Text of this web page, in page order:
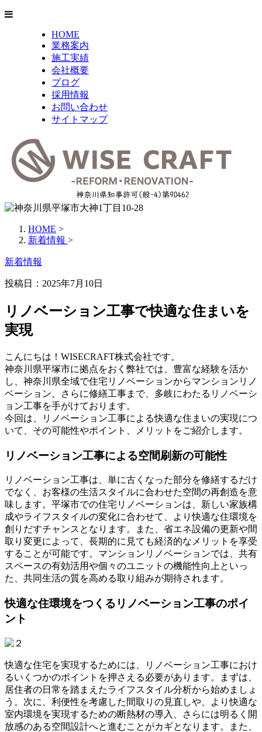
HOME
業務案内
施工実績
会社概要
ブログ
採用情報
お問い合わせ
サイトマップ
HOME >
新着情報 >
新着情報
投稿日： 2025年7月10日
リノベーション工事で快適な住まいを
実現
こんにちは！WISECRAFT株式会社です。
神奈川県平塚市に拠点をおく弊社では、豊富な経験を活か
し、神奈川県全域で住宅リノベーションからマンションリノ
ベーション、さらに修繕工事まで、多岐にわたるリノベーシ
ョン工事を手がけております。
今回は、リノベーション工事による快適な住まいの実現につ
いて、その可能性やポイント、メリットをご紹介します。
リノベーション工事による空間刷新の可能性
リノベーション工事は、単に古くなった部分を修繕するだけ
でなく、お客様の生活スタイルに合わせた空間の再創造を意
味します。平塚市での住宅リノベーションは、新しい家族構
成やライフスタイルの変化に合わせて、より快適な住環境を
創りだすチャンスとなります。また、省エネ設備の更新や間
取り変更によって、長期的に見ても経済的なメリットを享受
することが可能です。マンションリノベーションでは、共有
スペースの有効活用や個々のユニットの機能性向上といっ
た、共同生活の質を高める取り組みが期待されます。
快適な住環境をつくるリノベーション工事のポイ
ント
快適な住宅を実現するためには、リノベーション工事におけ
るいくつかのポイントを押さえる必要があります。まずは、
居住者の日常を踏まえたライフスタイル分析から始めましょ
う。次に、利便性を考慮した間取りの見直しや、より快適な
室内環境を実現するための断熱材の導入、さらには明るく開
放感のある空間設計へと進むことがカギとなります。また、